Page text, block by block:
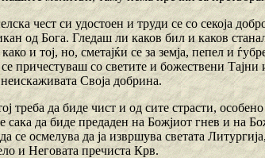
чест си удостоен и труди се со секоја
од Бога. Гледаш ли каков бил и каков
и тој, но, сметајќи се за земја, пепел и
причестуваш со светите и божествени
Своја добрина.
треба да биде чист и од сите страсти,
да биде предаден на Божјиот гнев и на
се осмелува да ја извршува светата
и Неговата пречиста Крв.